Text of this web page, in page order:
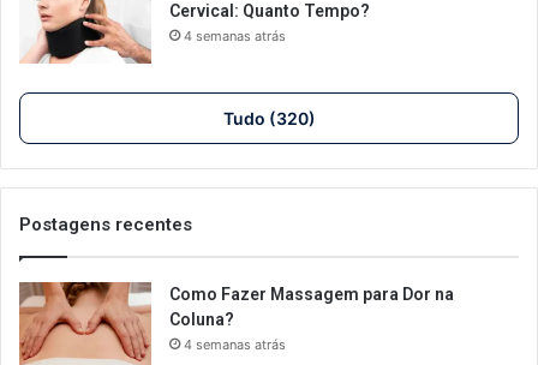
Cervical: Quanto Tempo?
4 semanas atrás
Tudo (320)
Postagens recentes
Como Fazer Massagem para Dor na
Coluna?
4 semanas atrás